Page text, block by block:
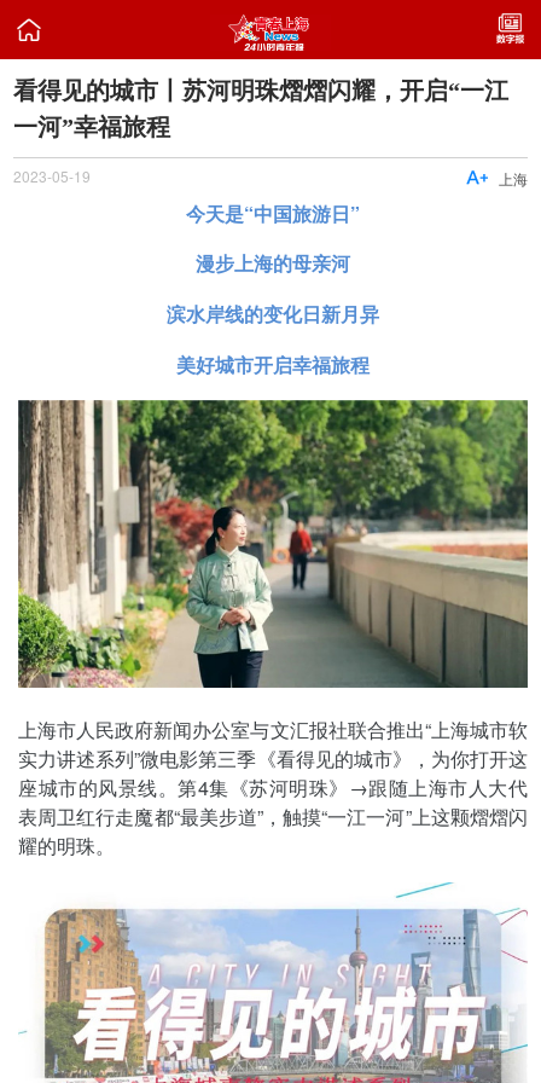

看得见的城市丨苏河明珠熠熠闪耀，开启“一江
一河”幸福旅程
2023-05-19 上海

今天是“中国旅游日”
漫步上海的母亲河
滨水岸线的变化日新月异
美好城市开启幸福旅程
上海市人民政府新闻办公室与文汇报社联合推出“上海城市软
实力讲述系列”微电影第三季《看得见的城市》，为你打开这
座城市的风景线。第4集《苏河明珠》→跟随上海市人大代
表周卫红行走魔都“最美步道”，触摸“一江一河”上这颗熠熠闪
耀的明珠。